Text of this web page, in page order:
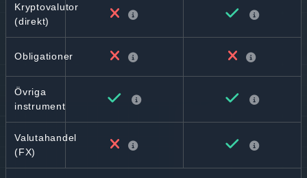
Kryptovalutor
(direkt)
Obligationer
Övriga
instrument
Valutahandel
(FX)